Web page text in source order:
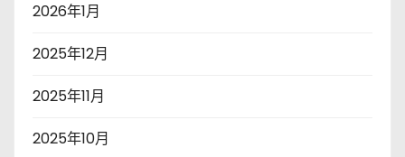
2026年1月
2025年12月
2025年11月
2025年10月